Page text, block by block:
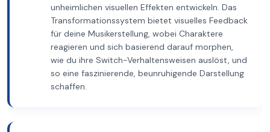
unheimlichen visuellen Effekten entwickeln. Das
Transformationssystem bietet visuelles Feedback
für deine Musikerstellung, wobei Charaktere
reagieren und sich basierend darauf morphen,
wie du ihre Switch-Verhaltensweisen auslöst, und
so eine faszinierende, beunruhigende Darstellung
schaffen.